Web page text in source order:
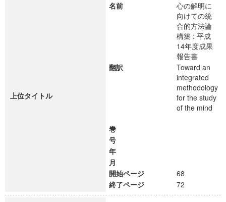
上位タイトル
名前
心の解明に
向けての統
合的方法論
構築 : 平成
14年度成果
報告書
翻訳
Toward an
integrated
methodology
for the study
of the mind
巻
号
年
月
開始ページ
68
終了ページ
72